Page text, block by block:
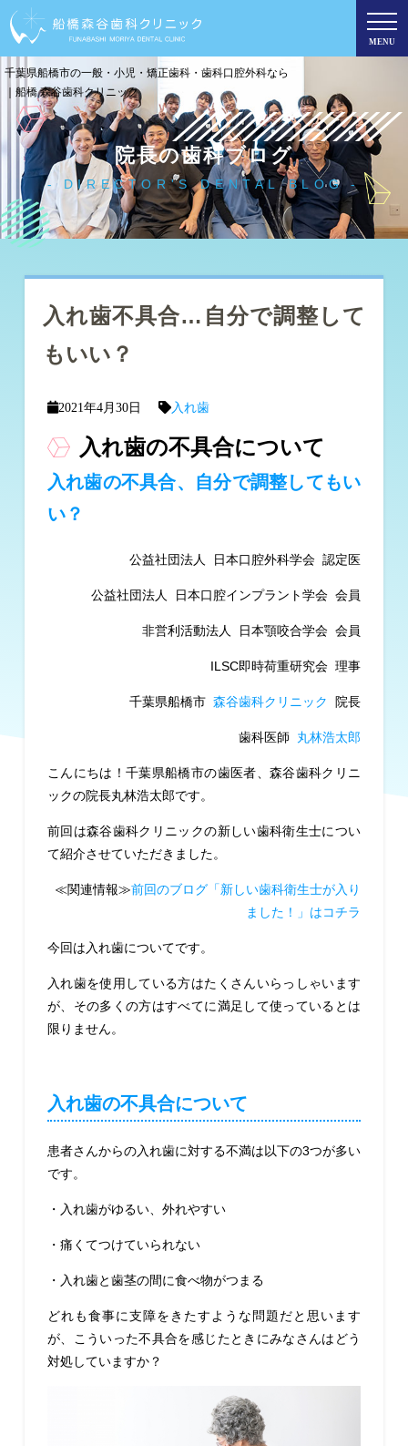
MENU
千葉県船橋市の一般・小児・矯正歯科・歯科口腔外科なら
｜船橋 森谷歯科クリニック
院長の歯科ブログ
DIRECTOR'S DENTAL BLOG
入れ歯不具合…自分で調整して
もいい？
2021年4月30日 入れ歯
入れ歯の不具合について
入れ歯の不具合、自分で調整してもい
い？
公益社団法人 日本口腔外科学会 認定医
公益社団法人 日本口腔インプラント学会 会員
非営利活動法人 日本顎咬合学会 会員
ILSC即時荷重研究会 理事
千葉県船橋市森谷歯科クリニック 院長
歯科医師 丸林浩太郎
こんにちは！千葉県船橋市の歯医者、森谷歯科クリニ
ックの院長丸林浩太郎です。
前回は森谷歯科クリニックの新しい歯科衛生士につい
て紹介させていただきました。
≪関連情報≫前回のブログ「新しい歯科衛生士が入り
ました！」はコチラ
今回は入れ歯についてです。
入れ歯を使用している方はたくさんいらっしゃいます
が、その多くの方はすべてに満足して使っているとは
限りません。
入れ歯の不具合について
患者さんからの入れ歯に対する不満は以下の3つが多い
です。
・入れ歯がゆるい、外れやすい
・痛くてつけていられない
・入れ歯と歯茎の間に食べ物がつまる
どれも食事に支障をきたすような問題だと思います
が、こういった不具合を感じたときにみなさんはどう
対処していますか？